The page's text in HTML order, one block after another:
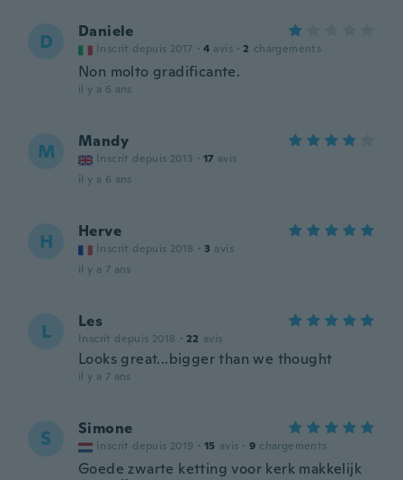
D Daniele
Inscrit depuis 2017 · 4 avis · 2 chargements
Non molto gradificante.
il y a 6 ans
M Mandy
Inscrit depuis 2013 · 17 avis
il y a 6 ans
H Herve
Inscrit depuis 2018 · 3 avis
il y a 7 ans
L Les
Inscrit depuis 2018 · 22 avis
Looks great...bigger than we thought
il y a 7 ans
S Simone
Inscrit depuis 2019 · 15 avis · 9 chargements
Goede zwarte ketting voor kerk makkelijk